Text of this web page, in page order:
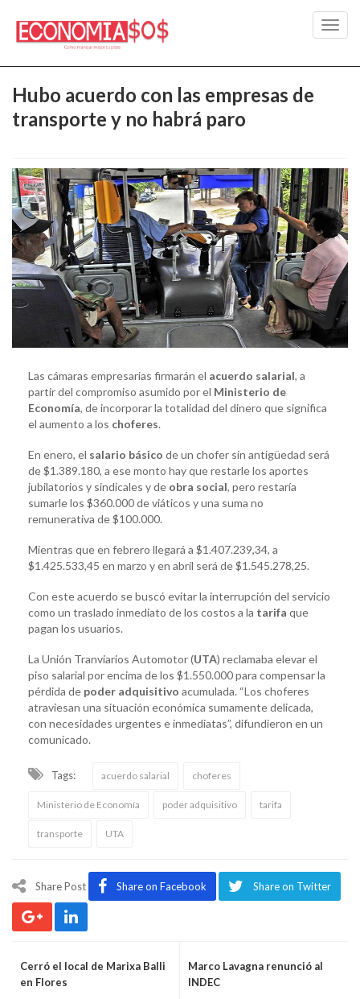
Hubo acuerdo con las empresas de
transporte y no habrá paro
Las cámaras empresarias firmarán el acuerdo salarial, a
partir del compromiso asumido por el Ministerio de
Economía, de incorporar la totalidad del dinero que significa
el aumento a los choferes.
En enero, el salario básico de un chofer sin antigüedad será
de $1.389.180, a ese monto hay que restarle los aportes
jubilatorios y sindicales y de obra social, pero restaría
sumarle los $360.000 de viáticos y una suma no
remunerativa de $100.000.
Mientras que en febrero llegará a $1.407.239,34, a
$1.425.533,45 en marzo y en abril será de $1.545.278,25.
Con este acuerdo se buscó evitar la interrupción del servicio
como un traslado inmediato de los costos a la tarifa que
pagan los usuarios.
La Unión Tranviarios Automotor (UTA) reclamaba elevar el
piso salarial por encima de los $1.550.000 para compensar la
pérdida de poder adquisitivo acumulada. “Los choferes
atraviesan una situación económica sumamente delicada,
con necesidades urgentes e inmediatas”, difundieron en un
comunicado.
Tags: acuerdo salarial choferes
Ministerio de Economía poder adquisitivo tarifa
transporte UTA
Share Post Share on Facebook Share on Twitter
Cerró el local de Marixa Balli
en Flores
Marco Lavagna renunció al
INDEC